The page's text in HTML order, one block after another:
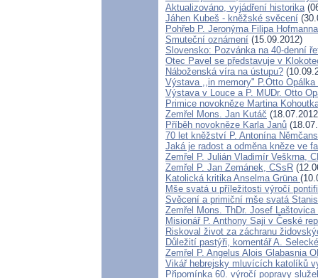
Aktualizováno, vyjádření historika
Jáhen Kubeš - kněžské svěcení
Pohřeb P. Jeronýma Filipa Hofmanna
Smuteční oznámení (15.09.2012)
Slovensko: Pozvánka na 40-denní
Otec Pavel se představuje v
Náboženská víra na ústupu?
Výstava ,,in memory" P.Otto
Výstava v Louce a P. MUDr. Otto
Primice novokněze Martina
Zemřel Mons. Jan Kutáč
Příběh novokněze Karla Janů
70 let kněžství P. Antonína
Jaká je radost a odměna kněze ve
Zemřel P. Julián Vladimír Veškrna,
Zemřel P. Jan Zemánek, CSsR
Katolická kritika Anselma Grüna
Mše svatá u příležitosti výročí
Svěcení a primiční mše svatá
Zemřel Mons. ThDr. Josef Laštovica
Misionář P. Anthony Saji v České
Riskoval život za záchranu
Důležití pastýři, komentář A.
Zemřel P. Angelus Alois Glabasnia
Vikář hebrejsky mluvících katolíků
Připomínka 60. výročí popravy